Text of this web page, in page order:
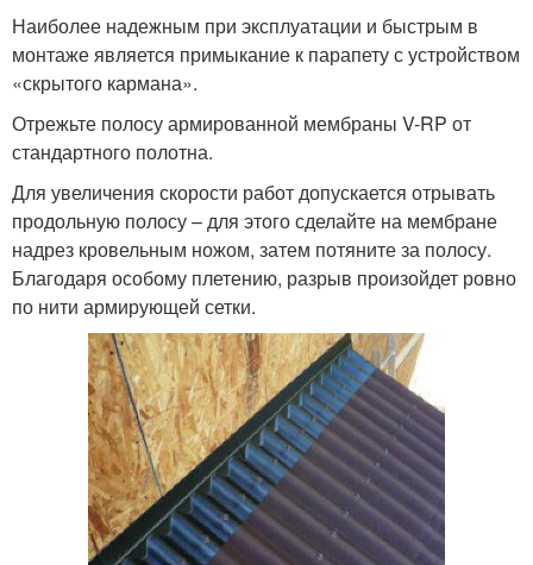
Наиболее надежным при эксплуатации и быстрым в
монтаже является примыкание к парапету с устройством
«скрытого кармана».
Отрежьте полосу армированной мембраны V-RP от
стандартного полотна.
Для увеличения скорости работ допускается отрывать
продольную полосу – для этого сделайте на мембране
надрез кровельным ножом, затем потяните за полосу.
Благодаря особому плетению, разрыв произойдет ровно
по нити армирующей сетки.